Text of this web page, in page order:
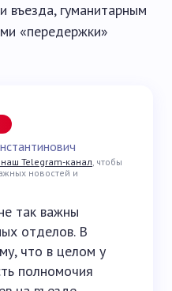
въезда, гуманитарным
«передержки»
Telegram-канал, чтобы
новостей и
так важны
отделов. В
что в целом у
полномочия